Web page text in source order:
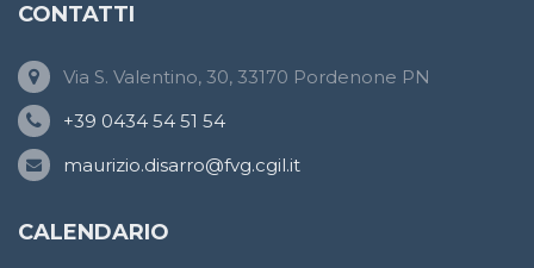
CONTATTI
Via S. Valentino, 30, 33170 Pordenone PN
+39 0434 54 51 54
maurizio.disarro@fvg.cgil.it
CALENDARIO